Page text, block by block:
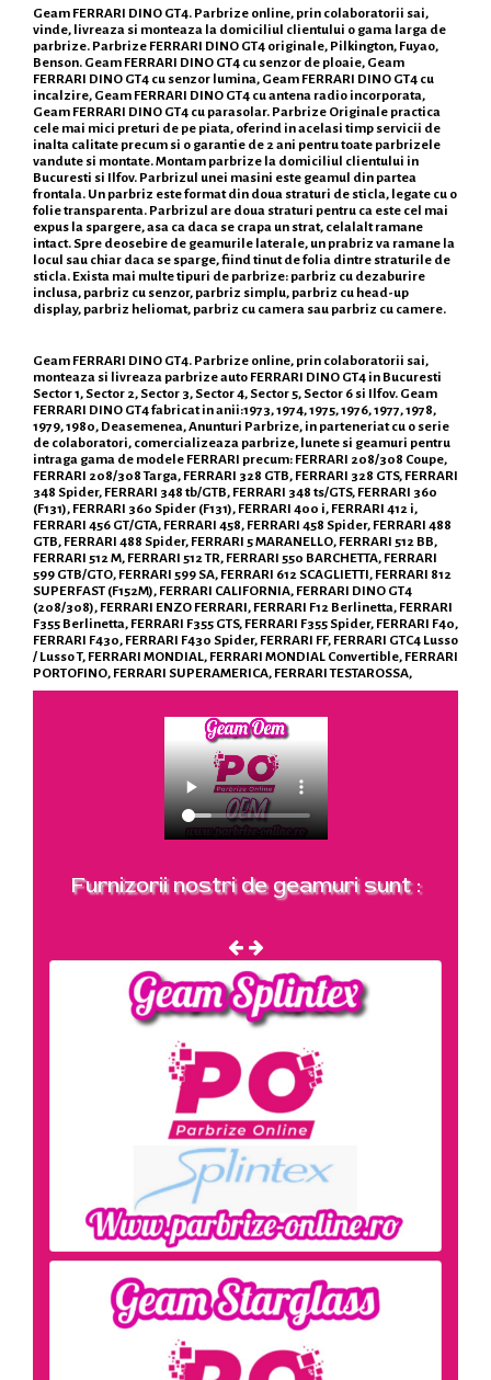
Geam FERRARI DINO GT4. Parbrize online, prin colaboratorii sai,
vinde, livreaza si monteaza la domiciliul clientului o gama larga de
parbrize. Parbrize FERRARI DINO GT4 originale, Pilkington, Fuyao,
Benson. Geam FERRARI DINO GT4 cu senzor de ploaie, Geam
FERRARI DINO GT4 cu senzor lumina, Geam FERRARI DINO GT4 cu
incalzire, Geam FERRARI DINO GT4 cu antena radio incorporata,
Geam FERRARI DINO GT4 cu parasolar. Parbrize Originale practica
cele mai mici preturi de pe piata, oferind in acelasi timp servicii de
inalta calitate precum si o garantie de 2 ani pentru toate parbrizele
vandute si montate. Montam parbrize la domiciliul clientului in
Bucuresti si Ilfov. Parbrizul unei masini este geamul din partea
frontala. Un parbriz este format din doua straturi de sticla, legate cu o
folie transparenta. Parbrizul are doua straturi pentru ca este cel mai
expus la spargere, asa ca daca se crapa un strat, celalalt ramane
intact. Spre deosebire de geamurile laterale, un prabriz va ramane la
locul sau chiar daca se sparge, fiind tinut de folia dintre straturile de
sticla. Exista mai multe tipuri de parbrize: parbriz cu dezaburire
inclusa, parbriz cu senzor, parbriz simplu, parbriz cu head-up
display, parbriz heliomat, parbriz cu camera sau parbriz cu camere.
Geam FERRARI DINO GT4. Parbrize online, prin colaboratorii sai,
monteaza si livreaza parbrize auto FERRARI DINO GT4 in Bucuresti
Sector 1, Sector 2, Sector 3, Sector 4, Sector 5, Sector 6 si Ilfov. Geam
FERRARI DINO GT4 fabricat in anii:1973, 1974, 1975, 1976, 1977, 1978,
1979, 1980, Deasemenea, Anunturi Parbrize, in parteneriat cu o serie
de colaboratori, comercializeaza parbrize, lunete si geamuri pentru
intraga gama de modele FERRARI precum: FERRARI 208/308 Coupe,
FERRARI 208/308 Targa, FERRARI 328 GTB, FERRARI 328 GTS, FERRARI
348 Spider, FERRARI 348 tb/GTB, FERRARI 348 ts/GTS, FERRARI 360
(F131), FERRARI 360 Spider (F131), FERRARI 400 i, FERRARI 412 i,
FERRARI 456 GT/GTA, FERRARI 458, FERRARI 458 Spider, FERRARI 488
GTB, FERRARI 488 Spider, FERRARI 5 MARANELLO, FERRARI 512 BB,
FERRARI 512 M, FERRARI 512 TR, FERRARI 550 BARCHETTA, FERRARI
599 GTB/GTO, FERRARI 599 SA, FERRARI 612 SCAGLIETTI, FERRARI 812
SUPERFAST (F152M), FERRARI CALIFORNIA, FERRARI DINO GT4
(208/308), FERRARI ENZO FERRARI, FERRARI F12 Berlinetta, FERRARI
F355 Berlinetta, FERRARI F355 GTS, FERRARI F355 Spider, FERRARI F40,
FERRARI F430, FERRARI F430 Spider, FERRARI FF, FERRARI GTC4 Lusso
/ Lusso T, FERRARI MONDIAL, FERRARI MONDIAL Convertible, FERRARI
PORTOFINO, FERRARI SUPERAMERICA, FERRARI TESTAROSSA,
Furnizorii nostri de geamuri sunt :